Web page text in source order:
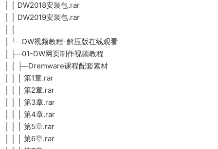
│ │ DW2018安装包.rar
│ │ DW2019安装包.rar
│ └─DW视频教程-解压版在线观看
│ ├─01-DW网页制作视频教程
│ │ ├─Dremware课程配套素材
│ │ │ 第1章.rar
│ │ │ 第2章.rar
│ │ │ 第3章.rar
│ │ │ 第4章.rar
│ │ │ 第5章.rar
│ │ │ 第6章.rar